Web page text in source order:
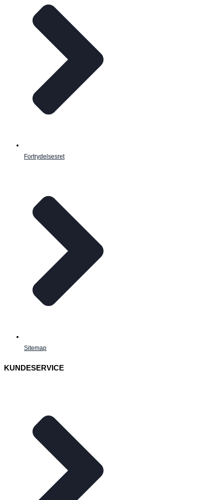
Fortrydelsesret
Sitemap
KUNDESERVICE